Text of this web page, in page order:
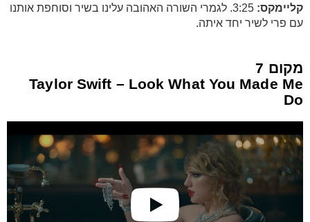
קליימקס:
3:25. לגמרי השורה האהובה עלינו בשיר וסוחפת אותנו
עם פרי לשיר יחד איתה.
מקום 7
Taylor Swift – Look What You Made Me
Do